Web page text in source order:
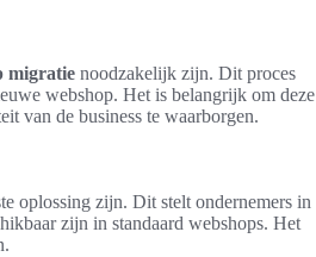
migratie noodzakelijk zijn. Dit proces
webshop. Het is belangrijk om deze
van de business te waarborgen.
oplossing zijn. Dit stelt ondernemers in
zijn in standaard webshops. Het